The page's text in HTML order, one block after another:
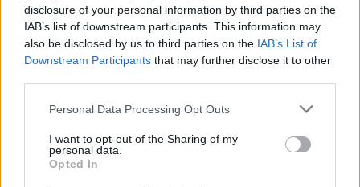
disclosure of your personal information by third parties on the
IAB’s list of downstream participants. This information may
also be disclosed by us to third parties on the IAB’s List of
Downstream Participants that may further disclose it to other
Personal Data Processing Opt Outs
I want to opt-out of the Sharing of my
personal data.
Opted In
minden hosszú távon működőképes és élhető
gazdasági modell valami gyökeresen más utat
képvisel, mint amin mi botorkálunk.
Az irányváltáshoz pedig édeskevés
lesz néhány miniszterelnöki
asztalcsapkodás két, a multiknak
adott sok milliárdos támogatás